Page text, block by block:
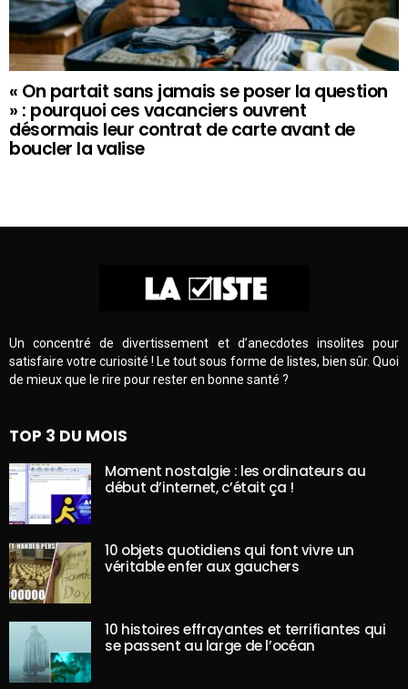
« On partait sans jamais se poser la question
» : pourquoi ces vacanciers ouvrent
désormais leur contrat de carte avant de
boucler la valise
Un concentré de divertissement et d’anecdotes insolites pour
satisfaire votre curiosité ! Le tout sous forme de listes, bien sûr. Quoi
de mieux que le rire pour rester en bonne santé ?
TOP 3 DU MOIS
Moment nostalgie : les ordinateurs au
début d’internet, c’était ça !
10 objets quotidiens qui font vivre un
véritable enfer aux gauchers
10 histoires effrayantes et terrifiantes qui
se passent au large de l’océan